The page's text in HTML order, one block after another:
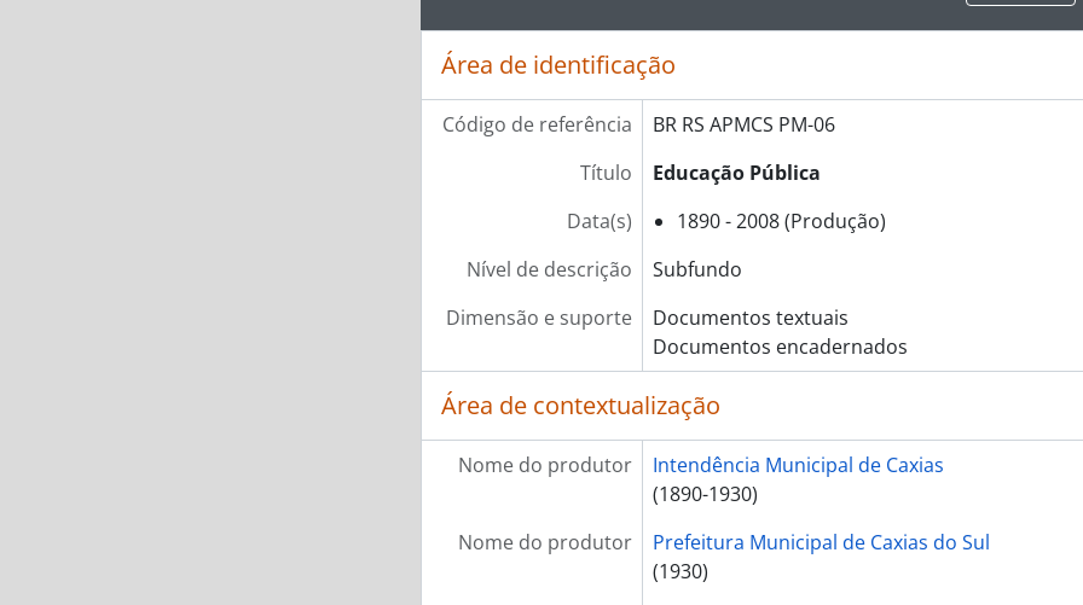
Área de identificação
Código de referência
BR RS APMCS PM-06
Título
Educação Pública
Data(s)
1890 - 2008 (Produção)
Nível de descrição
Subfundo
Dimensão e suporte
Documentos textuais
Documentos encadernados
Área de contextualização
Nome do produtor
Intendência Municipal de Caxias
(1890-1930)
Nome do produtor
Prefeitura Municipal de Caxias do Sul
(1930)